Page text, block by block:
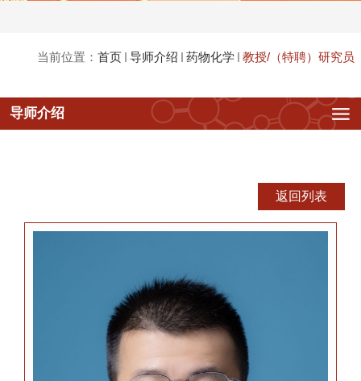
导师介绍
当前位置： 首页 导师介绍 药物化学 教授/（特聘）研究员
教授/（特聘）研究员